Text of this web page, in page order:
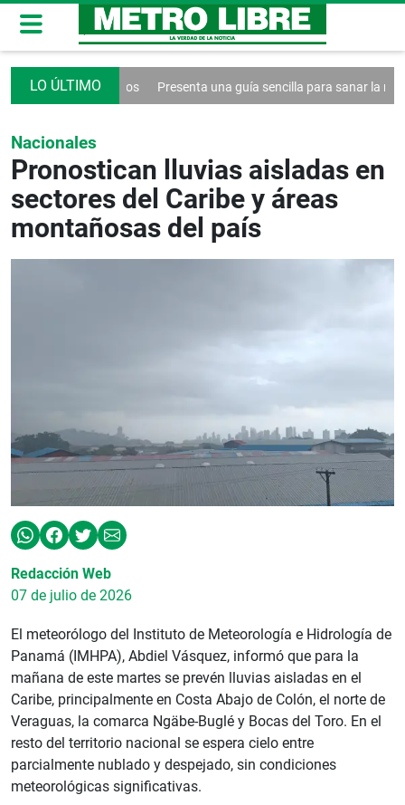
logísticos Presenta una guía sencilla para sanar la relación con el
Nacionales
Pronostican lluvias aisladas en
sectores del Caribe y áreas
montañosas del país
Redacción Web
07 de julio de 2026
El meteorólogo del Instituto de Meteorología e Hidrología de
Panamá (IMHPA), Abdiel Vásquez, informó que para la
mañana de este martes se prevén lluvias aisladas en el
Caribe, principalmente en Costa Abajo de Colón, el norte de
Veraguas, la comarca Ngäbe-Buglé y Bocas del Toro. En el
resto del territorio nacional se espera cielo entre
parcialmente nublado y despejado, sin condiciones
meteorológicas significativas.